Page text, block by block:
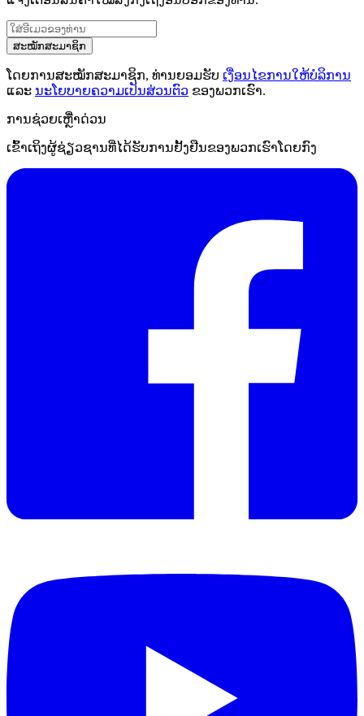
ສະໝັກສະມາຊິກ
ໂດຍການສະໝັກສະມາຊິກ, ທ່ານຍອມຮັບ ເງື່ອນໄຂການໃຫ້ບໍລິການ
ແລະ ນະໂຍບາຍຄວາມເປັນສ່ວນຕົວ ຂອງພວກເຮົາ.
ການຊ່ວຍເຫຼືໍາດ່ວນ
ເຂົ້າເຖິງຜູ້ຊ່ຽວຊານທີ່ໄດ້ຮັບການຢັ້ງຢືນຂອງພວກເຮົາໂດຍກົງ